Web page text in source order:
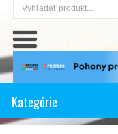
Kategórie